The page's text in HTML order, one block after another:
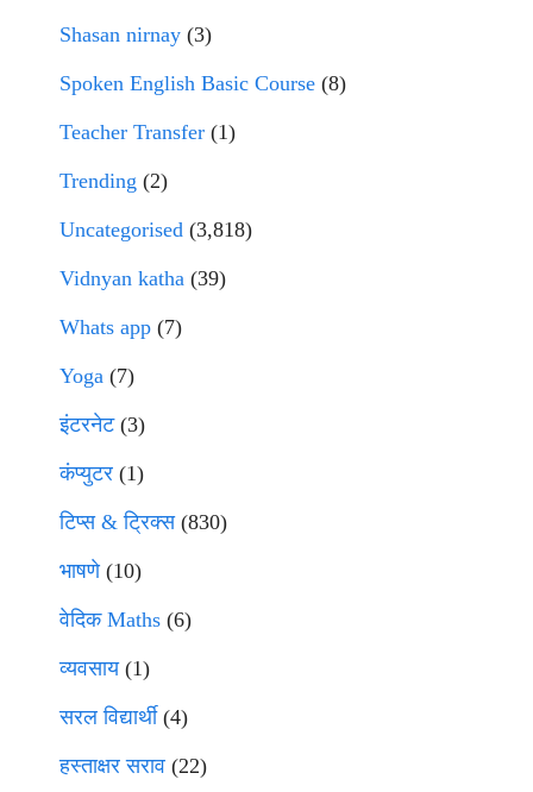
Shasan nirnay (3)
Spoken English Basic Course (8)
Teacher Transfer (1)
Trending (2)
Uncategorised (3,818)
Vidnyan katha (39)
Whats app (7)
Yoga (7)
इंटरनेट(3)
कंप्युटर (1)
टिप्स & ट्रिक्स(830)
भाषणे(10)
वेदिक Maths (6)
व्यवसाय(1)
सरल विद्यार्थी(4)
हस्ताक्षर सराव (22)